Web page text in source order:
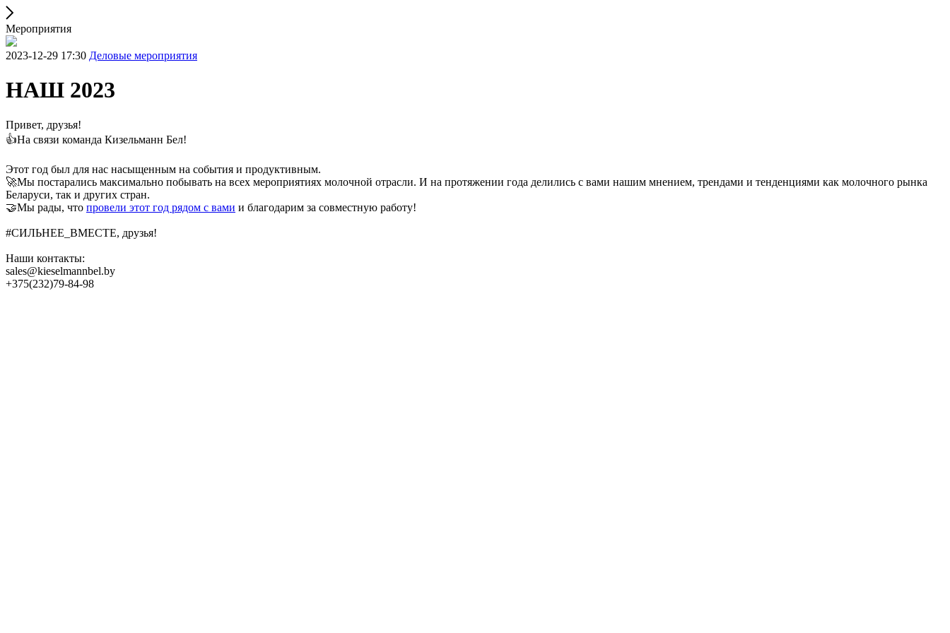
Мероприятия
2023-12-29 17:30 Деловые мероприятия
НАШ 2023
Привет, друзья!
👍На связи команда Кизельманн Бел!
Этот год был для нас насыщенным на события и продуктивным.
🚀Мы постарались максимально побывать на всех мероприятиях молочной отрасли. И на протяжении года делились с вами нашим мнением, трендами и тенденциями как молочного рынка
Беларуси, так и других стран.
🤝Мы рады, что провели этот год рядом с вами и благодарим за совместную работу!
#СИЛЬНЕЕ_ВМЕСТЕ, друзья!
Наши контакты:
sales@kieselmannbel.by
+375(232)79-84-98